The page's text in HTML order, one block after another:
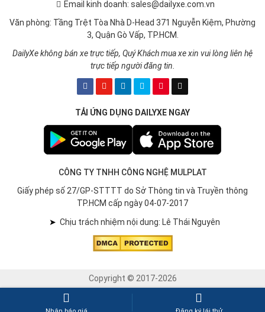
Email kinh doanh: sales@dailyxe.com.vn
Văn phòng: Tầng Trệt Tòa Nhà D-Head 371 Nguyễn Kiệm, Phường
3, Quận Gò Vấp, TP.HCM.
DailyXe không bán xe trực tiếp, Quý Khách mua xe xin vui lòng liên hệ
trực tiếp người đăng tin.
TẢI ỨNG DỤNG DAILYXE NGAY
CÔNG TY TNHH CÔNG NGHỆ MULPLAT
Giấy phép số 27/GP-STTTT do Sở Thông tin và Truyền thông
TP.HCM cấp ngày 04-07-2017
➤ Chịu trách nhiệm nội dung: Lê Thái Nguyên
Copyright © 2017-2026